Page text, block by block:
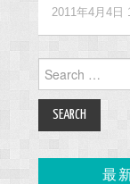
2011年4月4日
Search
for:
最